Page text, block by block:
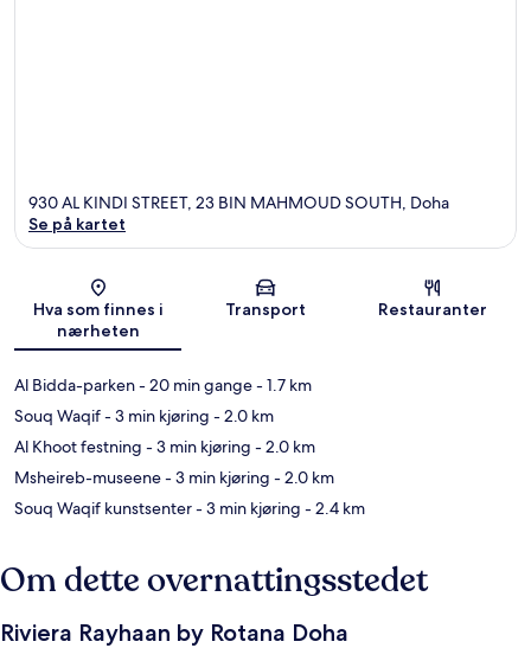
Kart
930 AL KINDI STREET, 23 BIN MAHMOUD SOUTH, Doha
Se på kartet
Hva som finnes i
nærheten
Transport Restauranter
Al Bidda-parken- 20 min gange- 1.7 km
Souq Waqif- 3 min kjøring - 2.0 km
Al Khoot festning - 3 min kjøring - 2.0 km
Msheireb-museene- 3 min kjøring - 2.0 km
Souq Waqif kunstsenter- 3 min kjøring - 2.4 km
Om dette overnattingsstedet
Riviera Rayhaan by Rotana Doha